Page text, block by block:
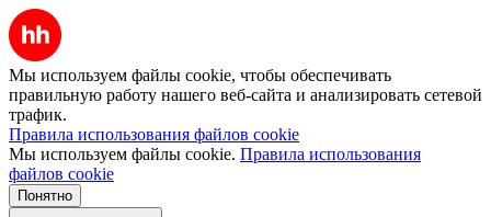
Мы используем файлы cookie, чтобы обеспечивать
правильную работу нашего веб-сайта и анализировать сетевой
трафик.
Правила использования файлов cookie
Мы используем файлы cookie. Правила использования
файлов cookie
Понятно